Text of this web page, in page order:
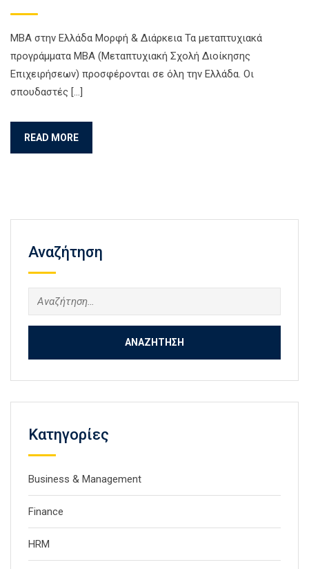
ΜΒΑ στην Ελλάδα Μορφή & Διάρκεια Τα μεταπτυχιακά
προγράμματα MBA (Μεταπτυχιακή Σχολή Διοίκησης
Επιχειρήσεων) προσφέρονται σε όλη την Ελλάδα. Οι
σπουδαστές […]
READ MORE
Αναζήτηση
Αναζήτηση
για:
Kατηγορίες
Business & Management
Finance
HRM